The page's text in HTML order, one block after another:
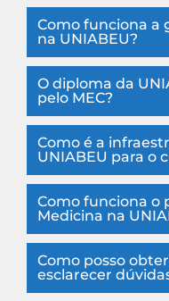
Como funciona a
na UNIABEU?
O diploma da
pelo MEC?
Como é a
UNIABEU para o
Como funciona o
Medicina na
Como posso
esclarecer